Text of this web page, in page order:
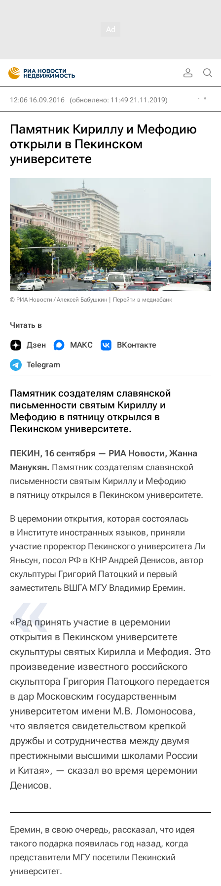
12:06 16.09.2016 (обновлено: 11:49 21.11.2019)
Памятник Кириллу и Мефодию
открыли в Пекинском
университете
© РИА Новости / Алексей Бабушкин Перейти в медиабанк
Читать в
Дзен МАКС ВКонтакте
Telegram
Памятник создателям славянской
письменности святым Кириллу и
Мефодию в пятницу открылся в
Пекинском университете.
ПЕКИН, 16 сентября — РИА Новости, Жанна
Манукян. Памятник создателям славянской
письменности святым Кириллу и Мефодию
в пятницу открылся в Пекинском университете.
В церемонии открытия, которая состоялась
в Институте иностранных языков, приняли
участие проректор Пекинского университета Ли
Яньсун, посол РФ в КНР Андрей Денисов, автор
скульптуры Григорий Патоцкий и первый
заместитель ВШГА МГУ Владимир Еремин.
«Рад принять участие в церемонии
открытия в Пекинском университете
скульптуры святых Кирилла и Мефодия. Это
произведение известного российского
скульптора Григория Патоцкого передается
в дар Московским государственным
университетом имени М.В. Ломоносова,
что является свидетельством крепкой
дружбы и сотрудничества между двумя
престижными высшими школами России
и Китая», — сказал во время церемонии
Денисов.
Еремин, в свою очередь, рассказал, что идея
такого подарка появилась год назад, когда
представители МГУ посетили Пекинский
университет.